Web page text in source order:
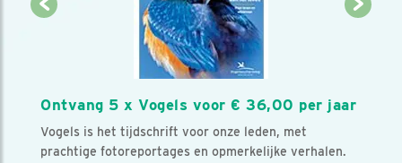
Ontvang 5 x Vogels voor € 36,00 per jaar
Vogels is het tijdschrift voor onze leden, met
prachtige fotoreportages en opmerkelijke verhalen.